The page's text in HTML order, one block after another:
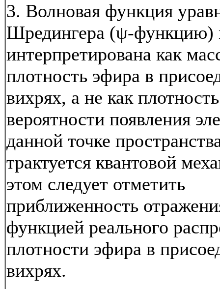
3. Волновая функция
Шредингера (ψ-функцию)
интерпретирована как
плотность эфира в
вихрях, а не как плотность
вероятности появления
данной точке
трактуется квантовой
этом следует отметить
приближенность
функцией реального
плотности эфира в
вихрях.